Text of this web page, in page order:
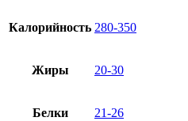
Калорийность 280-350
Жиры 20-30
Белки 21-26